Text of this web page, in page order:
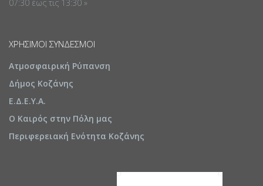
07:30 έως τις 13:30 »
ΧΡΉΣΙΜΟΙ ΣΎΝΔΕΣΜΟΙ
Ατμοσφαιρική Ρύπανση
Δήμος Κοζάνης
Ε.Δ.Ε.Υ.Α.
Ο Καιρός στην Πόλη μας
Περιφερειακή Ενότητα Κοζάνης